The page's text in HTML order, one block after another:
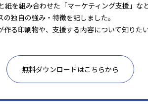
紙を組み合わせた「マーケティング支援」な
独自の強み・特徴を記しました。
作る印刷物や、支援する内容について知りた
無料ダウンロードはこちらから